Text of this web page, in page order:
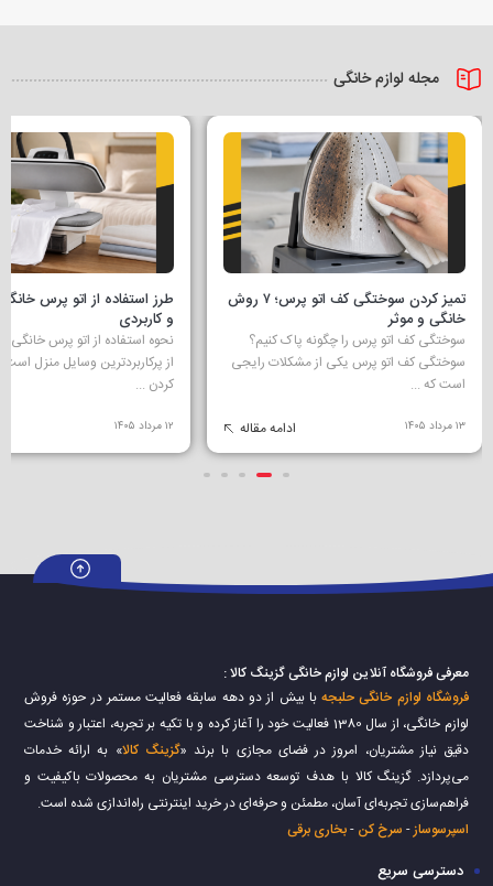
مجله لوازم خانگی
تمیز کردن سوختگی کف اتو پرس؛ ۷ روش
خانگی و موثر
سوختگی کف اتو پرس را چگونه پاک کنیم؟
سوختگی کف اتو پرس یکی از مشکلات رایجی
است که ...
۱۳ مرداد ۱۴۰۵ ادامه مقاله
طرز استفاده از اتو پرس
و کاربردی
نحوه استفاده از اتو پرس خانگی
از پرکاربردترین وسایل منزل است
کردن ...
۱۲ مرداد ۱۴۰۵
معرفی فروشگاه آنلاین لوازم خانگی گزینگ کالا :
فروشگاه لوازم خانگی حلبجهبا بیش از دو دهه سابقه فعالیت مستمر در حوزه فروش
لوازم خانگی، از سال 1380 فعالیت خود را آغاز کرده و با تکیه بر تجربه، اعتبار و شناخت
دقیق نیاز مشتریان، امروز در فضای مجازی با برند «گزینگ کالا» به ارائه خدمات
می‌پردازد. گزینگ کالا با هدف توسعه دسترسی مشتریان به محصولات باکیفیت و
فراهم‌سازی تجربه‌ای آسان، مطمئن و حرفه‌ای در خرید اینترنتی راه‌اندازی شده است.
اسپرسوساز- سرخ کن -بخاری برقی
دسترسی سریع